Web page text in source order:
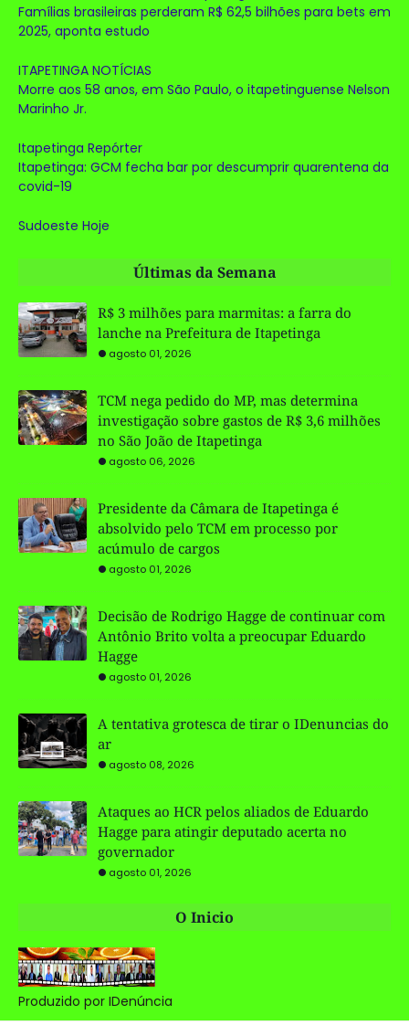
Famílias brasileiras perderam R$ 62,5 bilhões para bets em
2025, aponta estudo
ITAPETINGA NOTÍCIAS
Morre aos 58 anos, em São Paulo, o itapetinguense Nelson
Marinho Jr.
Itapetinga Repórter
Itapetinga: GCM fecha bar por descumprir quarentena da
covid-19
Sudoeste Hoje
Últimas da Semana
R$ 3 milhões para marmitas: a farra do
lanche na Prefeitura de Itapetinga
agosto 01, 2026
TCM nega pedido do MP, mas determina
investigação sobre gastos de R$ 3,6 milhões
no São João de Itapetinga
agosto 06, 2026
Presidente da Câmara de Itapetinga é
absolvido pelo TCM em processo por
acúmulo de cargos
agosto 01, 2026
Decisão de Rodrigo Hagge de continuar com
Antônio Brito volta a preocupar Eduardo
Hagge
agosto 01, 2026
A tentativa grotesca de tirar o IDenuncias do
ar
agosto 08, 2026
Ataques ao HCR pelos aliados de Eduardo
Hagge para atingir deputado acerta no
governador
agosto 01, 2026
O Inicio
Produzido por IDenúncia